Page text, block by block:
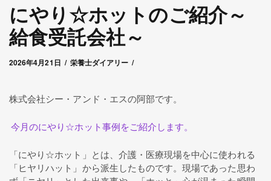
にやり☆ホットのご紹介～
給食受託会社～
2026年4月21日
2026年4月21日 栄養士ダイアリー
byシー・アンド・エス管理者
株式会社シー・アンド・エスの阿部です。
今月のにやり☆ホット事例をご紹介します。
「にやり☆ホット」とは、介護・医療現場を中心に使われる
「ヒヤリハット」から派生したものです。現場であった思わ